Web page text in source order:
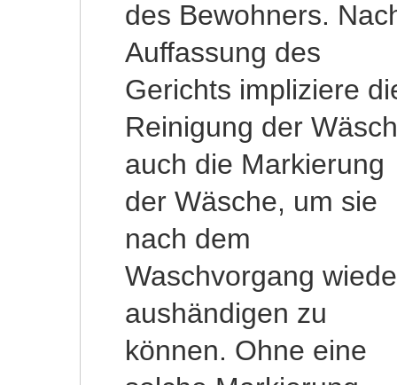
des Bewohners.
Auffassung des
Gerichts impliziere
Reinigung der
auch die Markierung
der Wäsche, um sie
nach dem
Waschvorgang
aushändigen zu
können. Ohne eine
Hilfe bei
Körperpflege
unverzichtbar sei.
Entscheidung ist
nicht rechtskräftig, die
Berufung erstreckt sich
auch auf diese Punkte,
so dass
Entscheidung des
Berufungsgerichts